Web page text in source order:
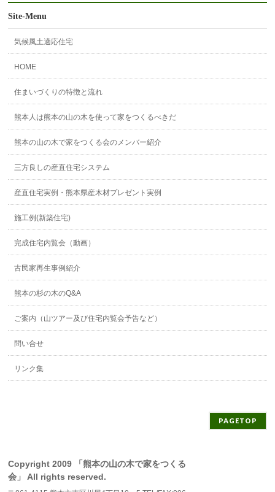
Site-Menu
気候風土適応住宅
HOME
住まいづくりの特徴と流れ
熊本人は熊本の山の木を使って家をつくるべきだ
熊本の山の木で家をつくる会のメンバー紹介
三方良しの産直住宅システム
産直住宅実例・熊本県産木材プレゼント実例
施工例(新築住宅)
完成住宅内覧会（動画）
古民家再生事例紹介
熊本の杉の木のQ&A
ご案内（山ツアー及び住宅内覧会予告など）
問い合せ
リンク集
PAGETOP
Copyright 2009 「熊本の山の木で家をつくる
会」 All rights reserved.